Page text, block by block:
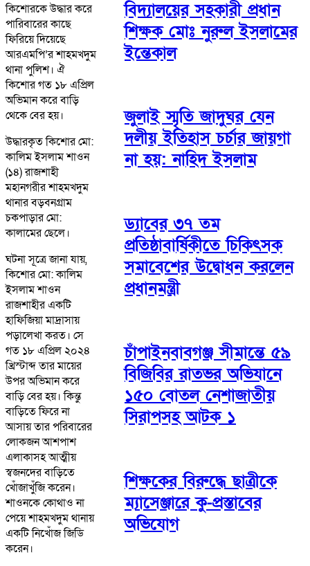
কিশোরকে উদ্ধার করে
পারিবারের কাছে
ফিরিয়ে দিয়েছে
আরএমপি’র শাহমখদুম
থানা পুলিশ। ঐ
কিশোর গত ১৮ এপ্রিল
অভিমান করে বাড়ি
থেকে বের হয়।
উদ্ধারকৃত কিশোর মো:
কালিম ইসলাম শাওন
(১৪) রাজশাহী
মহানগরীর শাহমখদুম
থানার বড়বনগ্রাম
চকপাড়ার মো:
কালামের ছেলে।
ঘটনা সূত্রে জানা যায়,
কিশোর মো: কালিম
ইসলাম শাওন
রাজশাহীর একটি
হাফিজিয়া মাদ্রাসায়
পড়ালেখা করত। সে
গত ১৮ এপ্রিল ২০২৪
খ্রিস্টাব্দ তার মায়ের
উপর অভিমান করে
বাড়ি বের হয়। কিন্তু
বাড়িতে ফিরে না
আসায় তার পরিবারের
লোকজন আশপাশ
এলাকাসহ আত্মীয়
স্বজনদের বাড়িতে
খোঁজাখুঁজি করেন।
শাওনকে কোথাও না
পেয়ে শাহমখদুম থানায়
একটি নিখোঁজ জিডি
করেন।
বিদ্যালয়ের সহকারী প্রধান
শিক্ষক মোঃ নুরুল ইসলামের
ইন্তেকাল
জুলাই স্মৃতি জাদুঘর যেন
দলীয় ইতিহাস চর্চার জায়গা
না হয়: নাহিদ ইসলাম
ড্যাবের ৩৭ তম
প্রতিষ্ঠাবার্ষিকীতে চিকিৎসক
সমাবেশের উদ্বোধন করলেন
প্রধানমন্ত্রী
চাঁপাইনবাবগঞ্জ সীমান্তে ৫৯
বিজিবির রাতভর অভিযানে
১৫০ বোতল নেশাজাতীয়
সিরাপসহ আটক ১
শিক্ষকের বিরুদ্ধে ছাত্রীকে
ম্যাসেঞ্জারে কু-প্রস্তাবের
অভিযোগ